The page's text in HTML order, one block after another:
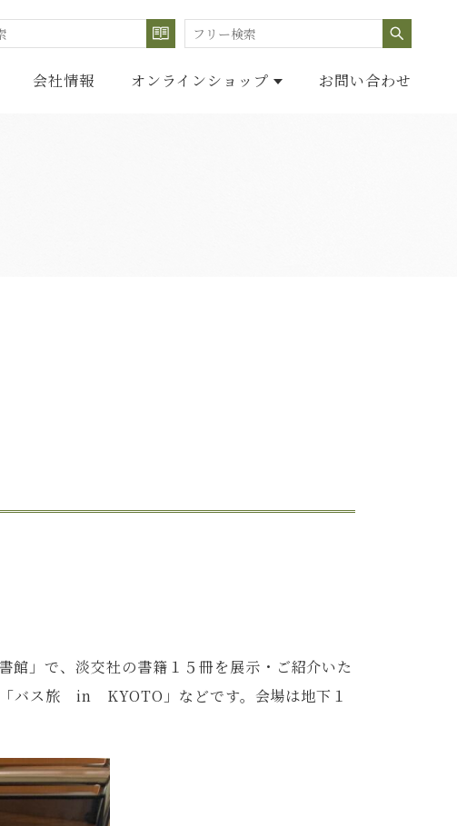
検索する
会社情報 オンラインショップ お問い合わせ
館」で、淡交社の書籍１５冊を展示・ご紹介いた
「バス旅 in KYOTO」などです。会場は地下１